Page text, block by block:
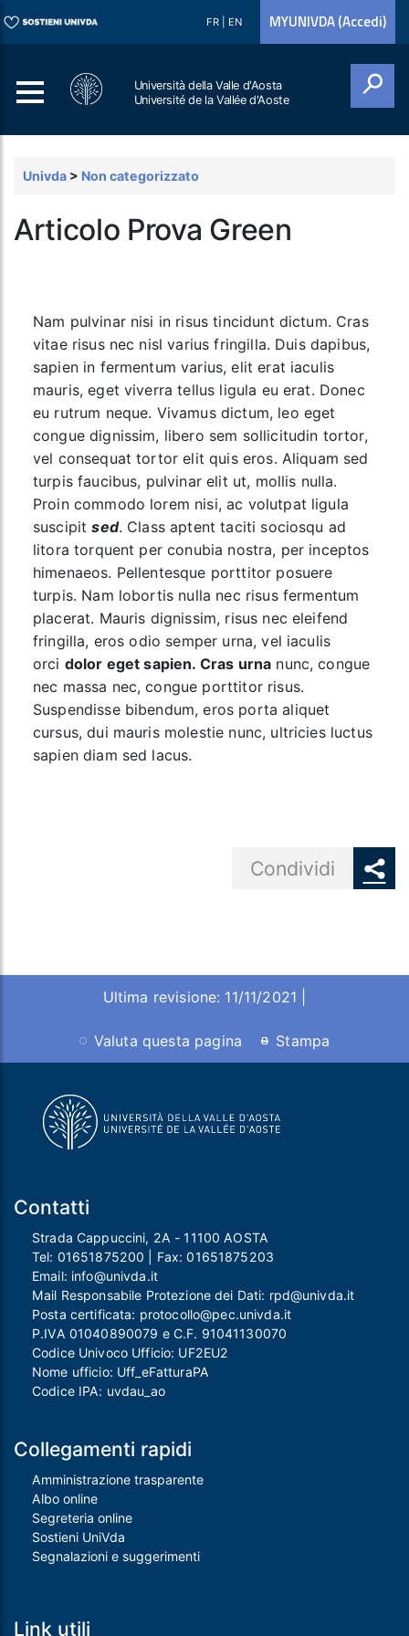
FR EN MYUNIVDA (Accedi)
Università della Valle d'Aosta
Université de la Vallée d'Aoste
Univda > Non categorizzato
Articolo Prova Green
Nam pulvinar nisi in risus tincidunt dictum. Cras
vitae risus nec nisl varius fringilla. Duis dapibus,
sapien in fermentum varius, elit erat iaculis
mauris, eget viverra tellus ligula eu erat. Donec
eu rutrum neque. Vivamus dictum, leo eget
congue dignissim, libero sem sollicitudin tortor,
vel consequat tortor elit quis eros. Aliquam sed
turpis faucibus, pulvinar elit ut, mollis nulla.
Proin commodo lorem nisi, ac volutpat ligula
suscipitsed. Class aptent taciti sociosqu ad
litora torquent per conubia nostra, per inceptos
himenaeos. Pellentesque porttitor posuere
turpis. Nam lobortis nulla nec risus fermentum
placerat. Mauris dignissim, risus nec eleifend
fringilla, eros odio semper urna, vel iaculis
orci dolor eget sapien. Cras urna nunc, congue
nec massa nec, congue porttitor risus.
Suspendisse bibendum, eros porta aliquet
cursus, dui mauris molestie nunc, ultricies luctus
sapien diam sed lacus.
Condividi
Ultima revisione: 11/11/2021 |
Valuta questa pagina Stampa
Contatti
Strada Cappuccini, 2A - 11100 AOSTA
Tel: 01651875200 | Fax:01651875203
Email: info@univda.it
Mail Responsabile Protezione dei Dati: rpd@univda.it
Posta certificata: protocollo@pec.univda.it
P.IVA 01040890079 e C.F. 91041130070
Codice Univoco Ufficio: UF2EU2
Nome ufficio: Uff_eFatturaPA
Codice IPA: uvdau_ao
Collegamenti rapidi
Amministrazione trasparente
Albo online
Segreteria online
Sostieni UniVda
Segnalazioni e suggerimenti
Link utili